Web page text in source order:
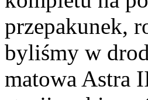
przepakunek,
byliśmy w
matowa Astra